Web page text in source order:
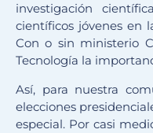
investigación
científicos jóvenes en
Con o sin ministerio
Tecnología la
Así, para nuestra
elecciones
especial. Por casi